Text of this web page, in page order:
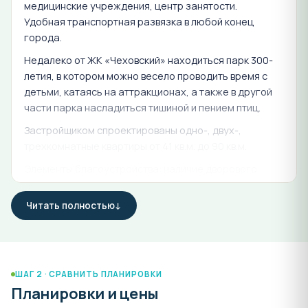
медицинские учреждения, центр занятости.
Удобная транспортная развязка в любой конец
города.
Недалеко от ЖК «Чеховский» находиться парк 300-
летия, в котором можно весело проводить время с
детьми, катаясь на аттракционах, а также в другой
части парка насладиться тишиной и пением птиц.
Застройщиком спроектированы одно-, двух-,
пространства, в том числе детских игровых и
спортивных площадок (расположены
непосредственно на территории объекта
"Чеховский"
Читать полностью
ШАГ 2 · СРАВНИТЬ ПЛАНИРОВКИ
Планировки и цены